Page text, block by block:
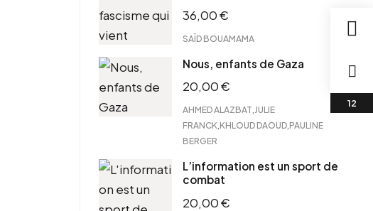
36,00€
SAÏD BOUAMAMA
Nous, enfants de Gaza
20,00€
AHMED ALAZBAT JULIE
FRANCK KHLOUD DAOUD PAULINE
BERGER
L’information est un sport de
combat
20,00€